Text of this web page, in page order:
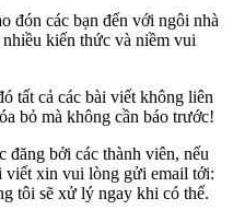
đón các bạn đến với ngôi nhà
kiến thức và niềm vui
tất cả các bài viết không liên
bỏ mà không cần báo trước!
bởi các thành viên, nếu
viết xin vui lòng gửi email tới:
tôi sẽ xử lý ngay khi có thể.